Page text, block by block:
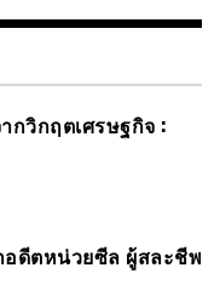
กวิกฤตเศรษฐกิจ :
ดีตหน่วยซีล ผู้สละชีพ